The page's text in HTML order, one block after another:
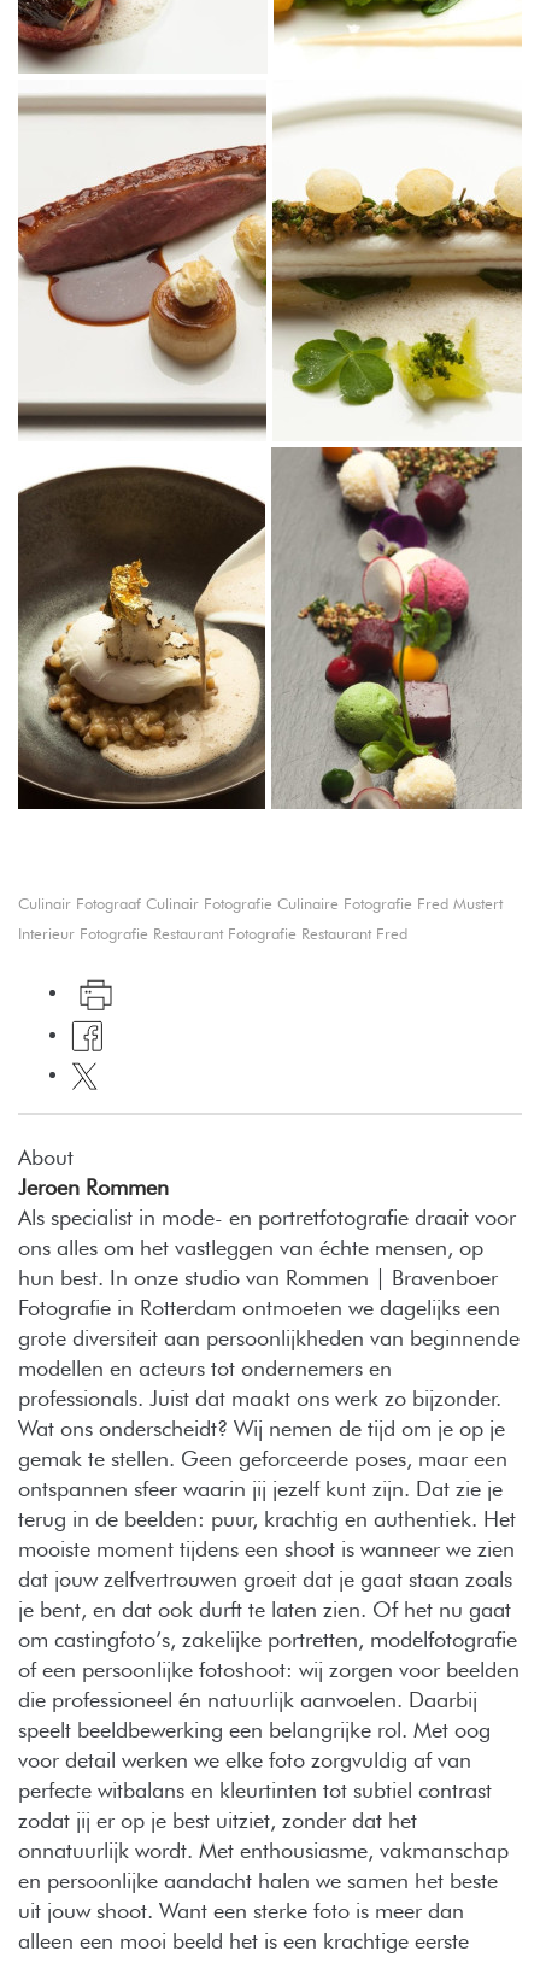
Culinair Fotograaf Culinair Fotografie Culinaire Fotografie Fred Mustert
Interieur Fotografie Restaurant Fotografie Restaurant Fred
About
Jeroen Rommen
Als specialist in mode- en portretfotografie draait voor
ons alles om het vastleggen van échte mensen, op
hun best. In onze studio van Rommen | Bravenboer
Fotografie in Rotterdam ontmoeten we dagelijks een
grote diversiteit aan persoonlijkheden van beginnende
modellen en acteurs tot ondernemers en
professionals. Juist dat maakt ons werk zo bijzonder.
Wat ons onderscheidt? Wij nemen de tijd om je op je
gemak te stellen. Geen geforceerde poses, maar een
ontspannen sfeer waarin jij jezelf kunt zijn. Dat zie je
terug in de beelden: puur, krachtig en authentiek. Het
mooiste moment tijdens een shoot is wanneer we zien
dat jouw zelfvertrouwen groeit dat je gaat staan zoals
je bent, en dat ook durft te laten zien. Of het nu gaat
om castingfoto’s, zakelijke portretten, modelfotografie
of een persoonlijke fotoshoot: wij zorgen voor beelden
die professioneel én natuurlijk aanvoelen. Daarbij
speelt beeldbewerking een belangrijke rol. Met oog
voor detail werken we elke foto zorgvuldig af van
perfecte witbalans en kleurtinten tot subtiel contrast
zodat jij er op je best uitziet, zonder dat het
onnatuurlijk wordt. Met enthousiasme, vakmanschap
en persoonlijke aandacht halen we samen het beste
uit jouw shoot. Want een sterke foto is meer dan
alleen een mooi beeld het is een krachtige eerste